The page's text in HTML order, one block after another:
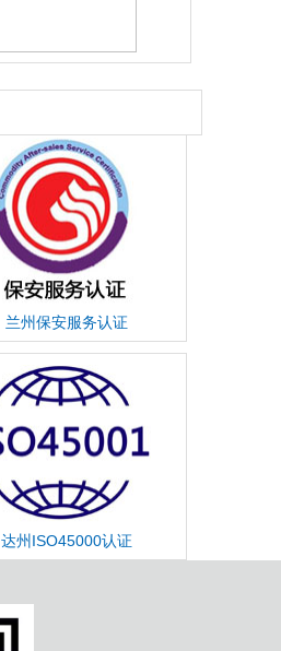
兰州保安服务认证
达州ISO45000认证